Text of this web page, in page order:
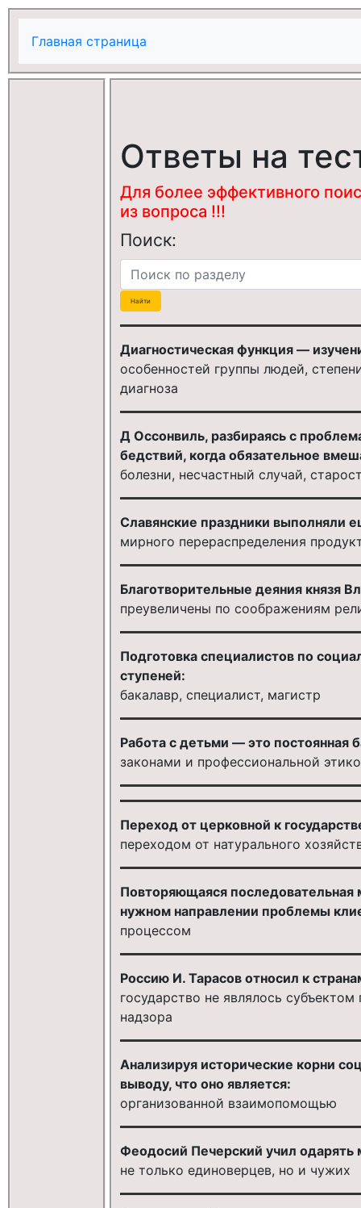
Главная страница
Ответы на
Для более эффективного
из вопроса !!!
Поиск:
Диагностическая функция —
особенностей группы людей,
диагноза
Д Оссонвиль, разбираясь с
бедствий, когда обязательное
болезни, несчастный случай,
Славянские праздники выполняли
мирного перераспределения
Благотворительные деяния князя
преувеличены по соображениям
Подготовка специалистов по
ступеней:
бакалавр, специалист, магистр
Работа с детьми — это постоянная
законами и профессиональной
Переход от церковной к
переходом от натурального
Повторяющаяся
нужном направлении проблемы
процессом
Россию И. Тарасов относил к
государство не являлось
надзора
Анализируя исторические корни
выводу, что оно является:
организованной взаимопомощью
Феодосий Печерский учил одарять
не только единоверцев, но и чужих